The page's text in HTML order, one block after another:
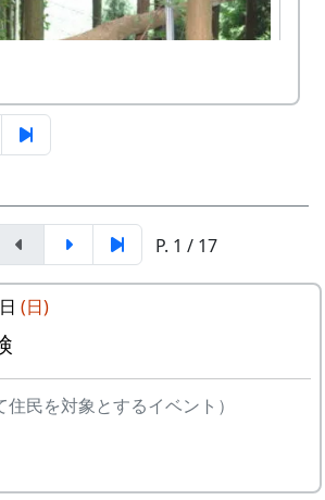
今日の作業予定を発表し、班分
止柵の点検に取りかかることに
果、いつもと違う箇所を巡回す
岩座神の南端の標高が一番低い
を登っていくルートだ。
柵(害獣防止柵)の点検補修と山
う。
が根から倒れて、柵の金網に寄
ころである。
はよく枯れて、スカスカの状態
くほど軽かったので、一人の力
することが出来た。金網の破損
らいで補修が完了した。
P. 1 / 17
(日)
民を対象とするイベント）